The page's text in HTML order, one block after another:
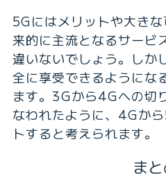
5Gにはメリットや大き
来的に主流となるサービ
違いないでしょう。しか
全に享受できるようにな
ます。3Gから4Gへの切
なわれたように、4Gか
トすると考えられます。
ま